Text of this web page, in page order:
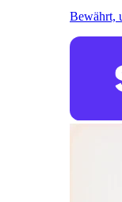
Bewährt,